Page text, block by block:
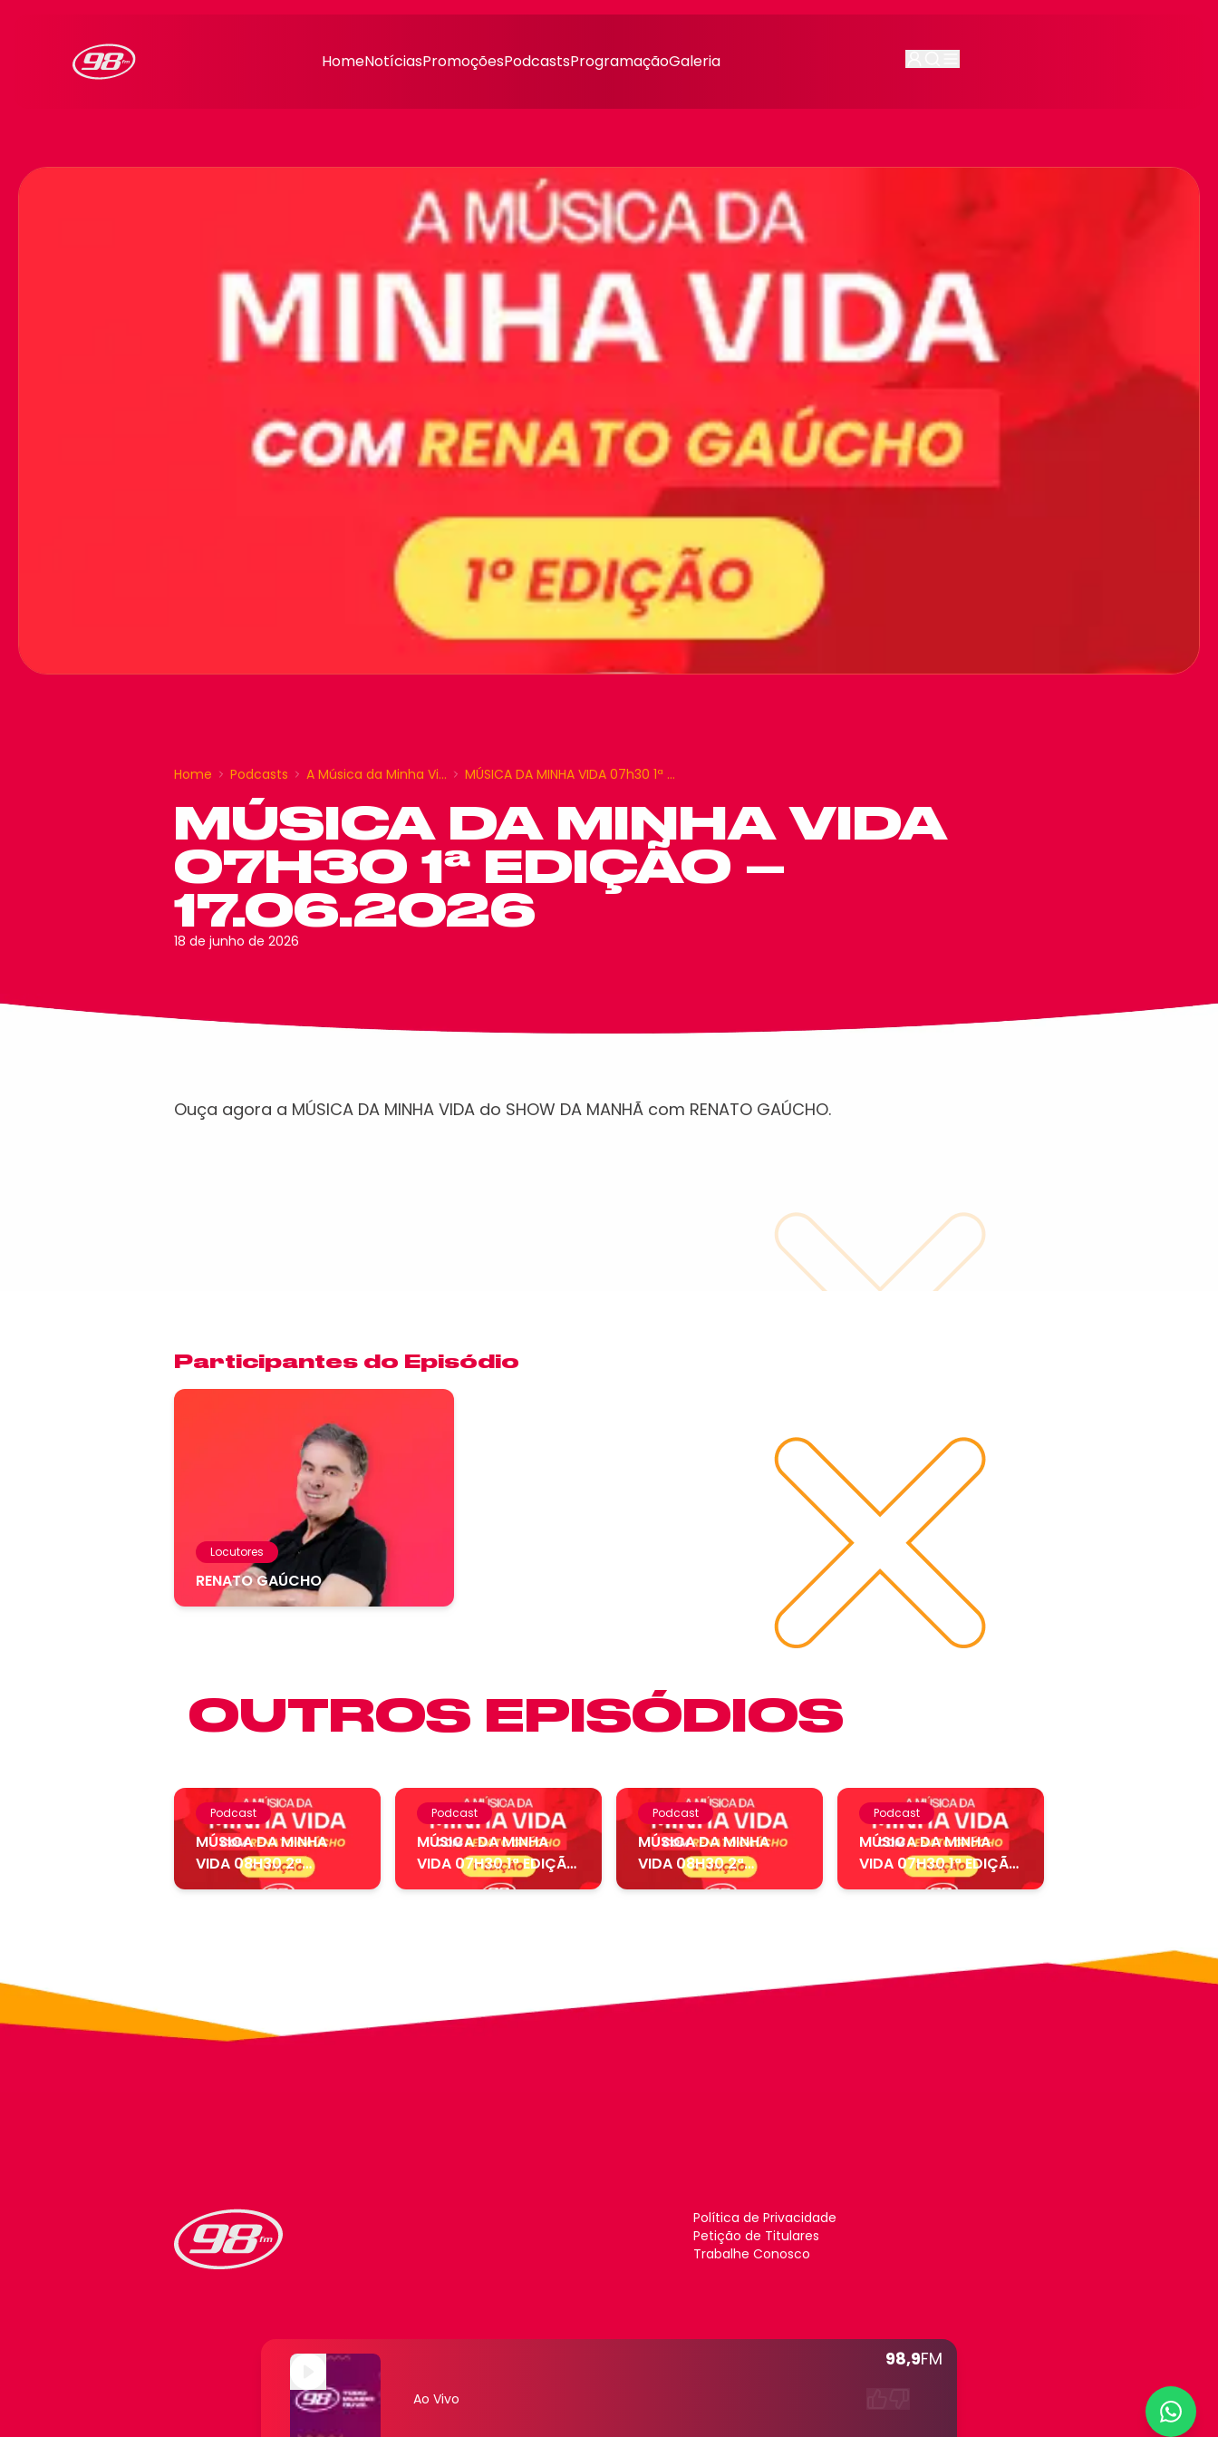
98,9FM
Ao Vivo
98FM Curitiba HomeNotíciasPromoçõesPodcastsProgramaçãoGaleria
Home Podcasts A Música da Minha Vi… MÚSICA DA MINHA VIDA 07h30 1ª …
MÚSICA DA MINHA VIDA
07H30 1ª EDIÇÃO –
17.06.2026
18 de junho de 2026
Ouça agora a MÚSICA DA MINHA VIDA do SHOW DA MANHÃ com RENATO GAÚCHO.
Participantes do Episódio
Locutores
RENATO GAÚCHO
OUTROS EPISÓDIOS
Podcast
MÚSICA DA MINHA
VIDA 08H30 2ª
EDIÇÃO – 05.08....
Podcast
MÚSICA DA MINHA
VIDA 07H30 1ª EDIÇÃO
– 05.08....
Podcast
MÚSICA DA MINHA
VIDA 08H30 2ª
EDIÇÃO – 04.08....
Podcast
MÚSICA DA MINHA
VIDA 07H30 1ª EDIÇÃO
– 04.08....
Política de Privacidade
Petição de Titulares
Trabalhe Conosco